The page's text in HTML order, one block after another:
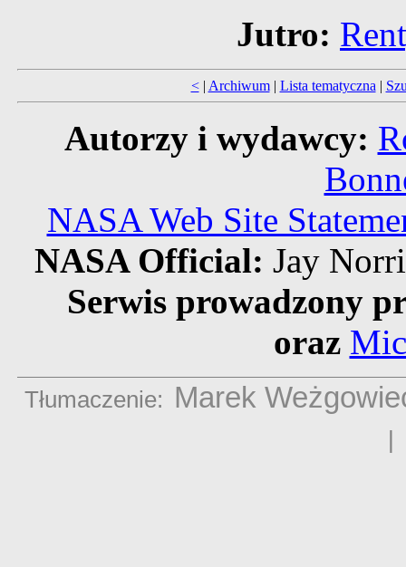
Jutro:
<| Archiwum| Lista tematyczna |
Autorzy i wydawcy:
NASA Web Site
NASA Official: Jay
Serwis prowadzony
oraz
Tłumaczenie: Marek
|